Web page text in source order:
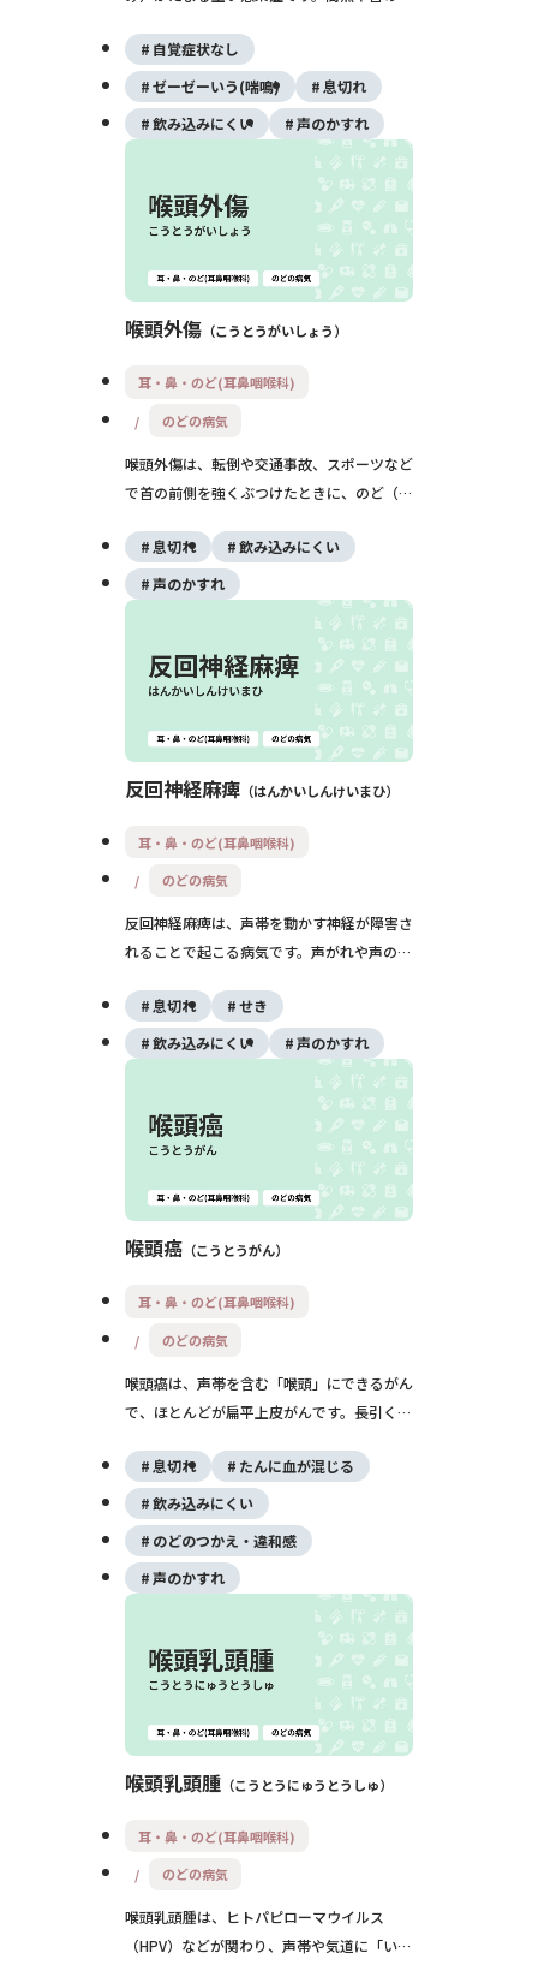
しさなどがみられ、放置すると窒息や敗血症
など命に関わることもあるため、早期の受診
と入院治療がとても大切です。
自覚症状なし
ゼーゼーいう(喘鳴)
息切れ
飲み込みにくい
声のかすれ
喉頭外傷 こうとうがいしょう
耳・鼻・のど(耳鼻咽喉科)
のどの病気
喉頭外傷は、転倒や交通事故、スポーツなど
で首の前側を強くぶつけたときに、のど（喉
痛みだけでなく、命に関わる呼吸困難を起こ
すこともあるため、受傷後の変化には早めの
受診が大切です。
息切れ
飲み込みにくい
声のかすれ
反回神経麻痺 はんかいしんけいまひ
耳・鼻・のど(耳鼻咽喉科)
のどの病気
反回神経麻痺は、声帯を動かす神経が障害さ
れることで起こる病気です。声がれや声の出
れます。手術やがんが原因のこともあるた
め、声のかすれが2週間以上続くときは耳鼻
咽喉科を受診しましょう。
息切れ
せき
飲み込みにくい
声のかすれ
喉頭癌 こうとうがん
耳・鼻・のど(耳鼻咽喉科)
のどの病気
喉頭癌は、声帯を含む「喉頭」にできるがん
で、ほとんどが扁平上皮がんです。長引く声
みや飲みこみにくさ、息苦しさもみられま
す。進行度や部位に応じて、放射線治療・手
術・抗がん剤治療などを組み合わせて治療し
ます。
息切れ
たんに血が混じる
飲み込みにくい
のどのつかえ・違和感
声のかすれ
喉頭乳頭腫 こうとうにゅうとうしゅ
耳・鼻・のど(耳鼻咽喉科)
のどの病気
喉頭乳頭腫は、ヒトパピローマウイルス
（HPV）などが関わり、声帯や気道に「い